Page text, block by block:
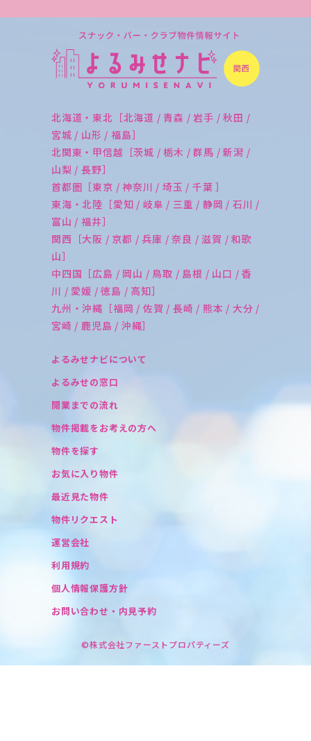
北海道・東北［北海道 / 青森 / 岩手 / 秋田 /
宮城 / 山形 / 福島］
北関東・甲信越［茨城 / 栃木 / 群馬 / 新潟 /
山梨 / 長野］
首都圏［東京 / 神奈川 / 埼玉 / 千葉 ］
東海・北陸［愛知 / 岐阜 / 三重 / 静岡 / 石川 /
富山 / 福井］
関西［大阪 / 京都 / 兵庫 / 奈良 / 滋賀 / 和歌
山］
中四国［広島 / 岡山 / 鳥取 / 島根 / 山口 / 香
川 / 愛媛 / 徳島 / 高知］
九州・沖縄［福岡 / 佐賀 / 長崎 / 熊本 / 大分 /
宮崎 / 鹿児島 / 沖縄］
よるみせナビについて
よるみせの窓口
開業までの流れ
物件掲載をお考えの方へ
物件を探す
お気に入り物件
最近見た物件
物件リクエスト
運営会社
利用規約
個人情報保護方針
お問い合わせ・内見予約
©株式会社ファーストプロパティーズ